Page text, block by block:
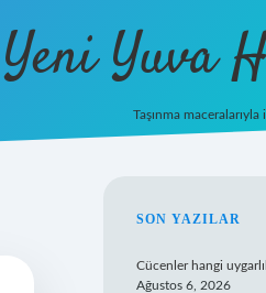
Yeni Yuva
Taşınma
SON YAZILAR
Cücenler hangi
Ağustos 6, 2026